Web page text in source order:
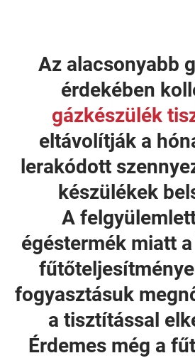
Az alacsonyabb
érdekében
gázkészülék
eltávolítják a
lerakódott
készülékek
A
égéstermék miatt
fogyasztásuk
a tisztítással
Érdemes még a